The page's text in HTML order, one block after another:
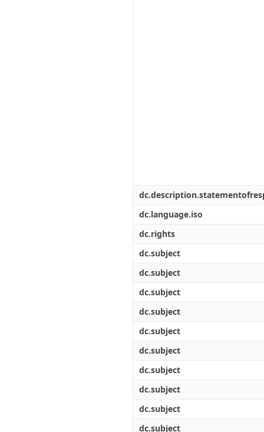
dc.language.iso
dc.rights
dc.subject
dc.subject
dc.subject
dc.subject
dc.subject
dc.subject
dc.subject
dc.subject
dc.subject
dc.subject